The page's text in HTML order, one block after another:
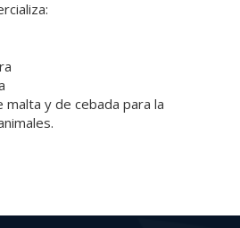
malta y de cebada para la